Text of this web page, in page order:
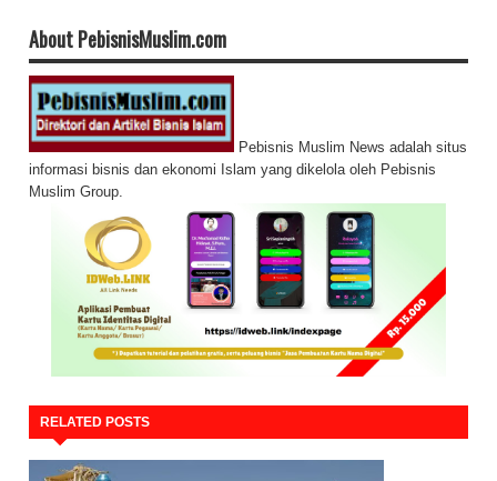
About PebisnisMuslim.com
Pebisnis Muslim News adalah situs
informasi bisnis dan ekonomi Islam yang dikelola oleh Pebisnis
Muslim Group.
RELATED POSTS